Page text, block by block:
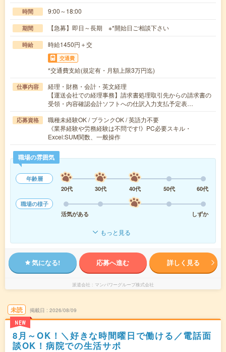
時間 9:00～18:00
期間 【急募】即日～長期 ※*開始日ご相談下さい
時給 時給1450円＋交
交通費
*交通費支給(規定有・月額上限3万円迄)
仕事内容
経理・財務・会計・英文経理
【運送会社での経理事務】請求書処理取引先からの請求書の
受領・内容確認会計ソフトへの仕訳入力支払予定表…
応募資格
職種未経験OK / ブランクOK / 英語力不要
《業界経験や労務経験は不問です!》PC必要スキル・
Excel:SUM関数、一般操作
職場の雰囲気
年齢層
20代
30代 40代 50代
60代
職場の様子
活気がある
しずか
もっと見る
気になる! 応募へ進む 詳しく見る
派遣会社 マンパワーグループ株式会社
未読
NEW
掲載日 2026/08/09
8月～OK！＼好きな時間曜日で働ける／電話面
談OK！病院での生活サポ